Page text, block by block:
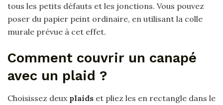
tous les petits défauts et les jonctions. Vous pouvez
poser du papier peint ordinaire, en utilisant la colle
murale prévue à cet effet.
Comment couvrir un canapé
avec un plaid ?
Choisissez deux plaids et pliez les en rectangle dans le